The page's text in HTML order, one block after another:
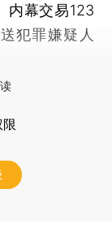
内幕交易123
犯罪嫌疑人
限